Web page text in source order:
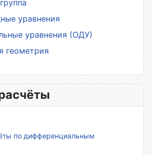
уравнения
уравнения (ОДУ)
геометрия
по дифференциальным